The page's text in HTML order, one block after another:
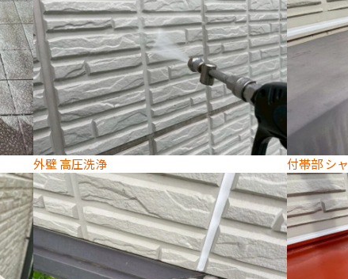
外壁 高圧洗浄 付帯部 シ